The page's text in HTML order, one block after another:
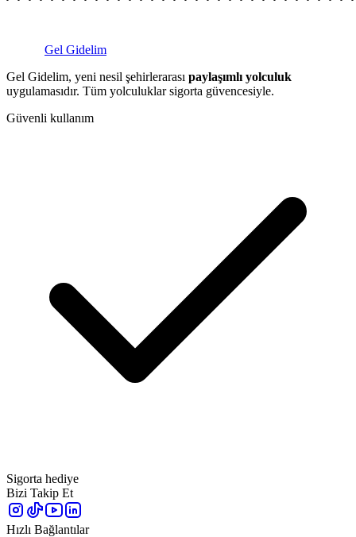
Gel Gidelim
Gel Gidelim, yeni nesil şehirlerarası paylaşımlı yolculuk
uygulamasıdır. Tüm yolculuklar sigorta güvencesiyle.
Güvenli kullanım
Sigorta hediye
Bizi Takip Et
Hızlı Bağlantılar